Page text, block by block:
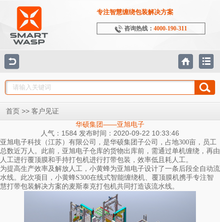
专注智慧缠绕包装解决方案
咨询热线： 4000-190-311
首页 >> 客户见证
华硕集团——亚旭电子
人气：1584 发布时间：2020-09-22 10:33:46
亚旭电子科技（江苏）有限公司，是华硕集团子公司，占地300亩，员工
总数近万人。此前，亚旭电子仓库的货物出库前，需通过单机缠绕，再由
人工进行覆顶膜和手持打包机进行打带包装，效率低且耗人工。
为提高生产效率及解放人工，小黄蜂为亚旭电子设计了一条后段全自动流
水线。此次项目，小黄蜂S300在线式智能缠绕机、覆顶膜机携手专注智
慧打带包装解决方案的麦斯泰克打包机共同打造该流水线。